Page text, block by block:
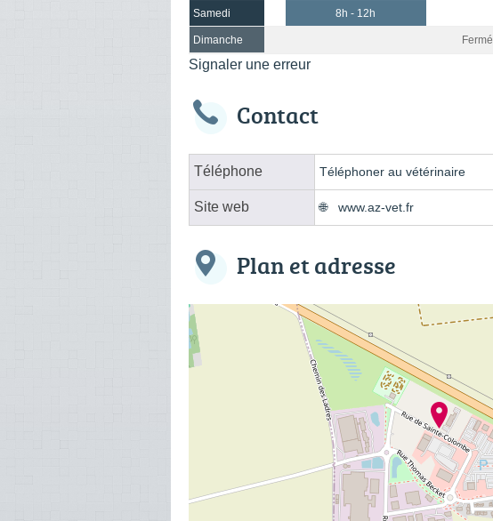
Samedi 8h - 12h
Dimanche Fermé
Signaler une erreur
Contact
Téléphone Téléphoner au vétérinaire
Site web www.az-vet.fr
Plan et adresse